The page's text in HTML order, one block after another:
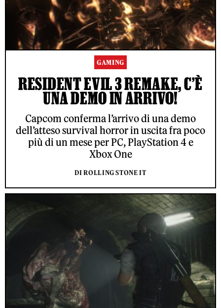
GAMING
RESIDENT EVIL 3 REMAKE, C’È
UNA DEMO IN ARRIVO!
Capcom conferma l’arrivo di una demo
dell’atteso survival horror in uscita fra poco
più di un mese per PC, PlayStation 4 e
Xbox One
DI ROLLING STONE IT